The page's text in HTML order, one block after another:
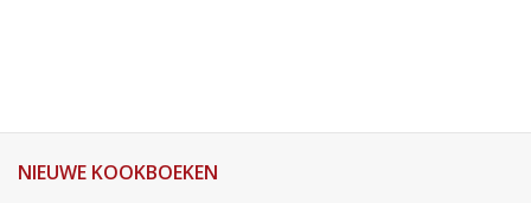
NIEUWE KOOKBOEKEN